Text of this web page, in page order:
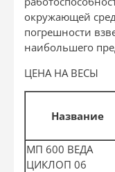
окружающей
погрешности
наибольшего
ЦЕНА НА ВЕСЫ
Название
МП 600 ВЕДА
ЦИКЛОП 06